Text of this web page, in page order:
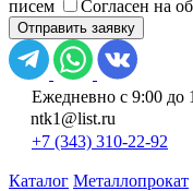
писем
Согласен на
Ежедневно с 9:00 до
ntk1@list.ru
+7 (343) 310-22-92
Каталог Металлопрокат